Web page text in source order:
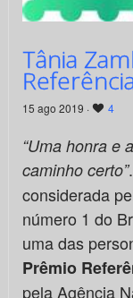
Tânia
15 ago 2019 · 4
“Uma honra e
caminho certo”
considerada
número 1 do
uma das
Prêmio
pela Agência